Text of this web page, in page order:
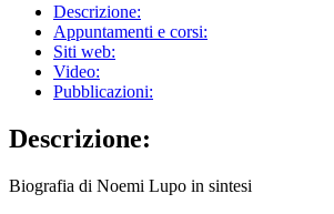
Descrizione:
Appuntamenti e corsi:
Siti web:
Video:
Pubblicazioni:
Descrizione:
Biografia di Noemi Lupo in sintesi